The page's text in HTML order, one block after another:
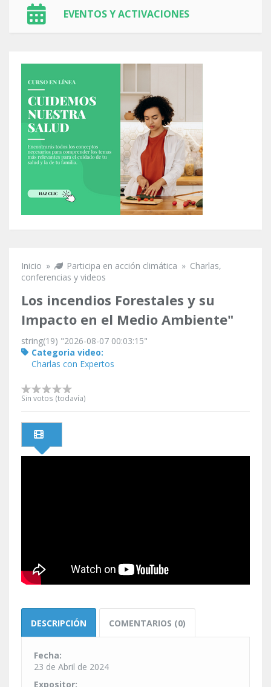
EVENTOS Y ACTIVACIONES
Se encuentra usted aquí
Inicio » Participa en acción climática » Charlas,
conferencias y videos
Los incendios Forestales y su
Impacto en el Medio Ambiente"
string(19) "2026-08-07 00:03:15"
Categoria video:
Charlas con Expertos
Sin votos (todavía)
DESCRIPCIÓN COMENTARIOS (0)
Fecha:
23 de Abril de 2024
Expositor: